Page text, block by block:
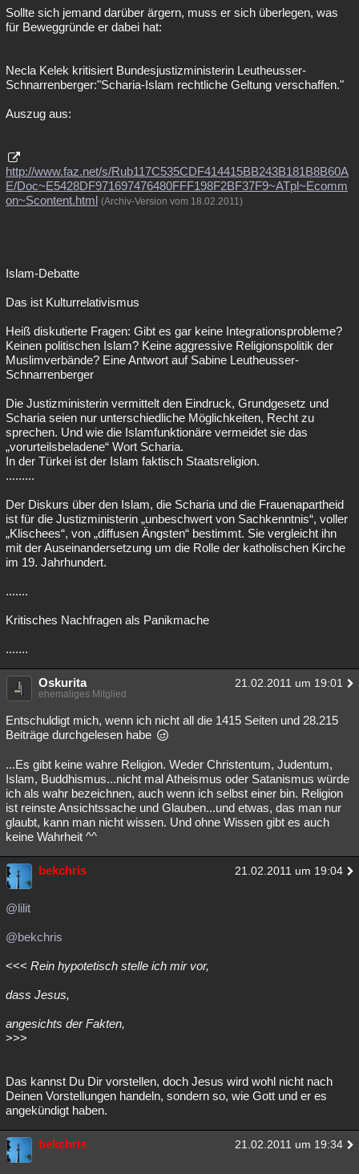
Sollte sich jemand darüber ärgern, muss er sich überlegen, was
für Beweggründe er dabei hat:
Necla Kelek kritisiert Bundesjustizministerin Leutheusser-
Schnarrenberger:"Scharia-Islam rechtliche Geltung verschaffen."
Auszug aus:
http://www.faz.net/s/Rub117C535CDF414415BB243B181B8B60A
E/Doc~E5428DF971697476480FFF198F2BF37F9~ATpl~Ecomm
on~Scontent.html (Archiv-Version vom 18.02.2011)
Islam-Debatte
Das ist Kulturrelativismus
Heiß diskutierte Fragen: Gibt es gar keine Integrationsprobleme?
Keinen politischen Islam? Keine aggressive Religionspolitik der
Muslimverbände? Eine Antwort auf Sabine Leutheusser-
Schnarrenberger
Die Justizministerin vermittelt den Eindruck, Grundgesetz und
Scharia seien nur unterschiedliche Möglichkeiten, Recht zu
sprechen. Und wie die Islamfunktionäre vermeidet sie das
„vorurteilsbeladene“ Wort Scharia.
In der Türkei ist der Islam faktisch Staatsreligion.
.........
Der Diskurs über den Islam, die Scharia und die Frauenapartheid
ist für die Justizministerin „unbeschwert von Sachkenntnis“, voller
„Klischees“, von „diffusen Ängsten“ bestimmt. Sie vergleicht ihn
mit der Auseinandersetzung um die Rolle der katholischen Kirche
im 19. Jahrhundert.
.......
Kritisches Nachfragen als Panikmache
.......
Oskurita 21.02.2011 um 19:01
ehemaliges Mitglied
Entschuldigt mich, wenn ich nicht all die 1415 Seiten und 28.215
Beiträge durchgelesen habe
...Es gibt keine wahre Religion. Weder Christentum, Judentum,
Islam, Buddhismus...nicht mal Atheismus oder Satanismus würde
ich als wahr bezeichnen, auch wenn ich selbst einer bin. Religion
ist reinste Ansichtssache und Glauben...und etwas, das man nur
glaubt, kann man nicht wissen. Und ohne Wissen gibt es auch
keine Wahrheit ^^
bekchris 21.02.2011 um 19:04
@lilit
@bekchris
<<< Rein hypotetisch stelle ich mir vor,
dass Jesus,
angesichts der Fakten,
>>>
Das kannst Du Dir vorstellen, doch Jesus wird wohl nicht nach
Deinen Vorstellungen handeln, sondern so, wie Gott und er es
angekündigt haben.
bekchris 21.02.2011 um 19:34